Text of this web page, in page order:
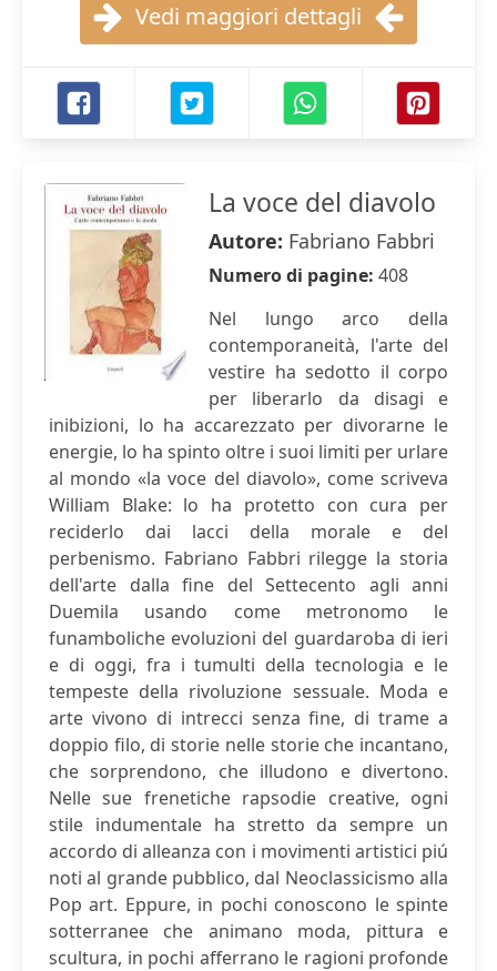
Vedi maggiori dettagli
La voce del diavolo
Autore: Fabriano Fabbri
Numero di pagine: 408
Nel lungo arco della
contemporaneità, l'arte del
vestire ha sedotto il corpo
per liberarlo da disagi e
inibizioni, lo ha accarezzato per divorarne le
energie, lo ha spinto oltre i suoi limiti per urlare
al mondo «la voce del diavolo», come scriveva
William Blake: lo ha protetto con cura per
reciderlo dai lacci della morale e del
perbenismo. Fabriano Fabbri rilegge la storia
dell'arte dalla fine del Settecento agli anni
Duemila usando come metronomo le
funamboliche evoluzioni del guardaroba di ieri
e di oggi, fra i tumulti della tecnologia e le
tempeste della rivoluzione sessuale. Moda e
arte vivono di intrecci senza fine, di trame a
doppio filo, di storie nelle storie che incantano,
che sorprendono, che illudono e divertono.
Nelle sue frenetiche rapsodie creative, ogni
stile indumentale ha stretto da sempre un
accordo di alleanza con i movimenti artistici piú
noti al grande pubblico, dal Neoclassicismo alla
Pop art. Eppure, in pochi conoscono le spinte
sotterranee che animano moda, pittura e
scultura, in pochi afferrano le ragioni profonde